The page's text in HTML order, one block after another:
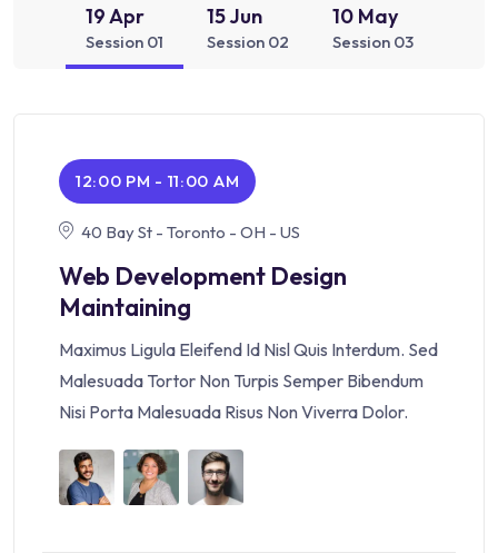
19 Apr
Session 01
15 Jun
Session 02
10 May
Session 03
12:00 PM - 11:00 AM
40 Bay St - Toronto - OH - US
Web Development Design
Maintaining
Maximus Ligula Eleifend Id Nisl Quis Interdum. Sed
Malesuada Tortor Non Turpis Semper Bibendum
Nisi Porta Malesuada Risus Non Viverra Dolor.